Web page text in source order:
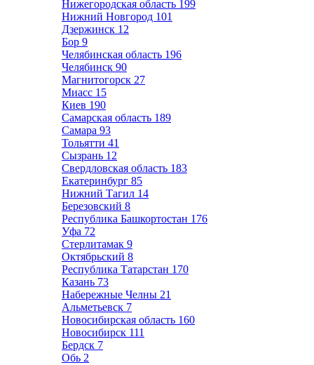
Нижегородская область 199
Нижний Новгород 101
Дзержинск 12
Бор 9
Челябинская область 196
Челябинск 90
Магнитогорск 27
Миасс 15
Киев 190
Самарская область 189
Самара 93
Тольятти 41
Сызрань 12
Свердловская область 183
Екатеринбург 85
Нижний Тагил 14
Березовский 8
Республика Башкортостан 176
Уфа 72
Стерлитамак 9
Октябрьский 8
Республика Татарстан 170
Казань 73
Набережные Челны 21
Альметьевск 7
Новосибирская область 160
Новосибирск 111
Бердск 7
Обь 2